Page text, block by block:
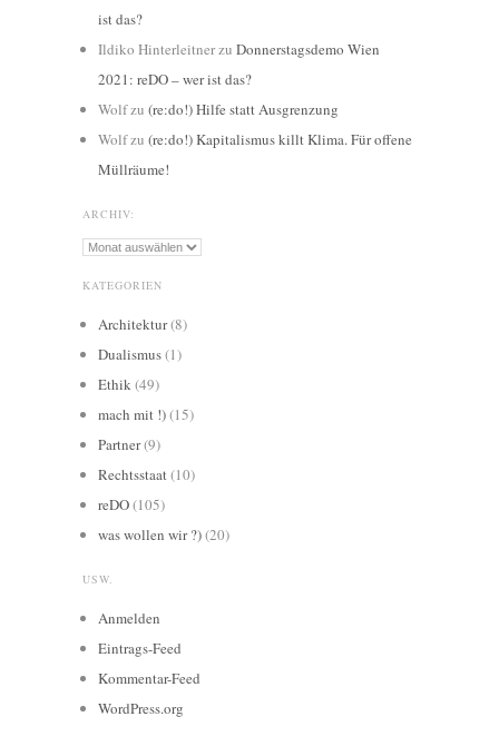
ist das?
Ildiko Hinterleitnerzu Donnerstagsdemo Wien
2021: reDO – wer ist das?
Wolfzu (re:do!) Hilfe statt Ausgrenzung
Wolfzu (re:do!) Kapitalismus killt Klima. Für offene
Müllräume!
ARCHIV:
Archiv:
KATEGORIEN
Architektur(8)
Dualismus(1)
Ethik (49)
mach mit !)(15)
Partner(9)
Rechtsstaat (10)
reDO(105)
was wollen wir ?)(20)
USW.
Anmelden
Eintrags-Feed
Kommentar-Feed
WordPress.org